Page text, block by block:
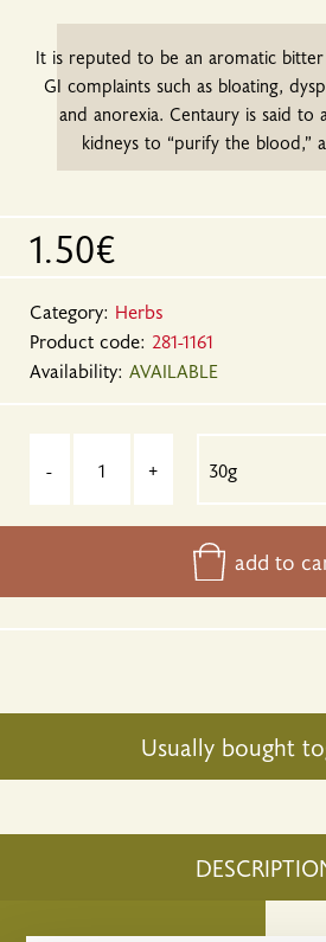
It is reputed to be an aromatic
GI complaints such as bloating,
and anorexia. Centaury is said to
kidneys to “purify the blood,”
1.50€
Category: Herbs
Product code: 281-1161
Availability: AVAILABLE
- +
add to
Usually bought